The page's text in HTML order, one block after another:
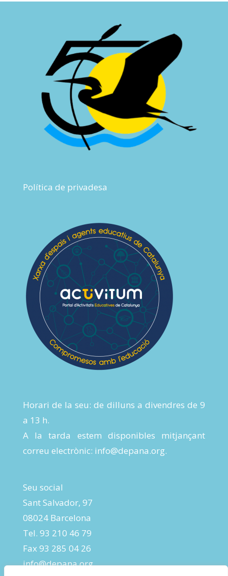
Política de privadesa
Horari de la seu: de dilluns a divendres de 9
a 13 h.
A la tarda estem disponibles mitjançant
correu electrònic: info@depana.org.
Seu social
Sant Salvador, 97
08024 Barcelona
Tel. 93 210 46 79
Fax 93 285 04 26
info@depana.org